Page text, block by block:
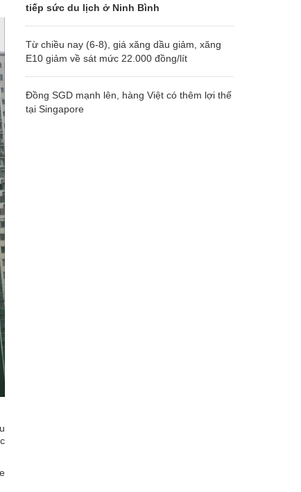
tiếp sức du lịch ở Ninh Bình
Từ chiều nay (6-8), giá xăng dầu giảm, xăng
E10 giảm về sát mức 22.000 đồng/lít
Đồng SGD mạnh lên, hàng Việt có thêm lợi thế
tại Singapore